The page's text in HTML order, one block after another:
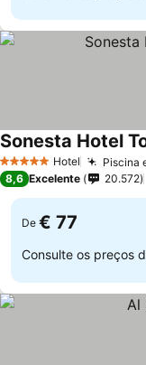
5 Estrelas Hotel Piscina
Sonesta Hotel
8,6 Excelente 20.572
De € 77
Consulte os preços